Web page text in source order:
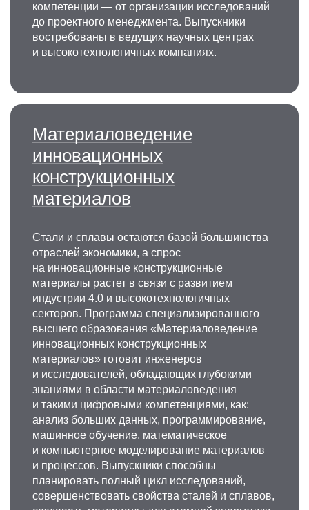
компетенции — от организации исследований
до проектного менеджмента. Выпускники
востребованы в ведущих научных центрах
и высокотехнологичных компаниях.
Материаловедение
инновационных
конструкционных
материалов
Стали и сплавы остаются базой большинства
отраслей экономики, а спрос
на инновационные конструкционные
материалы растет в связи с развитием
индустрии 4.0 и высокотехнологичных
секторов. Программа специализированного
высшего образования «Материаловедение
инновационных конструкционных
материалов» готовит инженеров
и исследователей, обладающих глубокими
знаниями в области материаловедения
и такими цифровыми компетенциями, как:
анализ больших данных, программирование,
машинное обучение, математическое
и компьютерное моделирование материалов
и процессов. Выпускники способны
планировать полный цикл исследований,
совершенствовать свойства сталей и сплавов,